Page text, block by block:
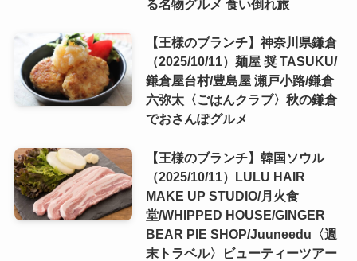
る名物グルメ 食い倒れ旅
【王様のブランチ】神奈川県鎌倉
（2025/10/11）麺屋 奨 TASUKU/
鎌倉屋台村/豊島屋 瀬戸小路/鎌倉
六弥太〈ごはんクラブ〉秋の鎌倉
でおさんぽグルメ
【王様のブランチ】韓国ソウル
（2025/10/11）LULU HAIR
MAKE UP STUDIO/月火食
堂/WHIPPED HOUSE/GINGER
BEAR PIE SHOP/Juuneedu〈週
末トラベル〉ビューティーツアー